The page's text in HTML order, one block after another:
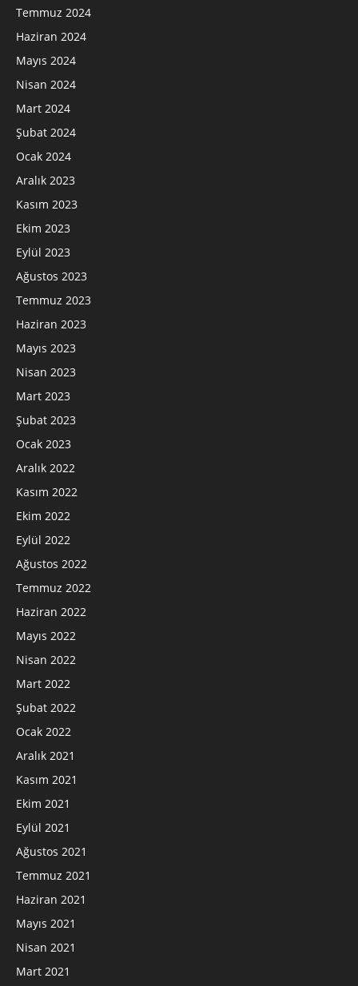
Temmuz 2024
Haziran 2024
Mayıs 2024
Nisan 2024
Mart 2024
Şubat 2024
Ocak 2024
Aralık 2023
Kasım 2023
Ekim 2023
Eylül 2023
Ağustos 2023
Temmuz 2023
Haziran 2023
Mayıs 2023
Nisan 2023
Mart 2023
Şubat 2023
Ocak 2023
Aralık 2022
Kasım 2022
Ekim 2022
Eylül 2022
Ağustos 2022
Temmuz 2022
Haziran 2022
Mayıs 2022
Nisan 2022
Mart 2022
Şubat 2022
Ocak 2022
Aralık 2021
Kasım 2021
Ekim 2021
Eylül 2021
Ağustos 2021
Temmuz 2021
Haziran 2021
Mayıs 2021
Nisan 2021
Mart 2021